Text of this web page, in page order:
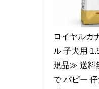
ロイヤルカ
ル 子犬用
規品≫ 送料
で パピー